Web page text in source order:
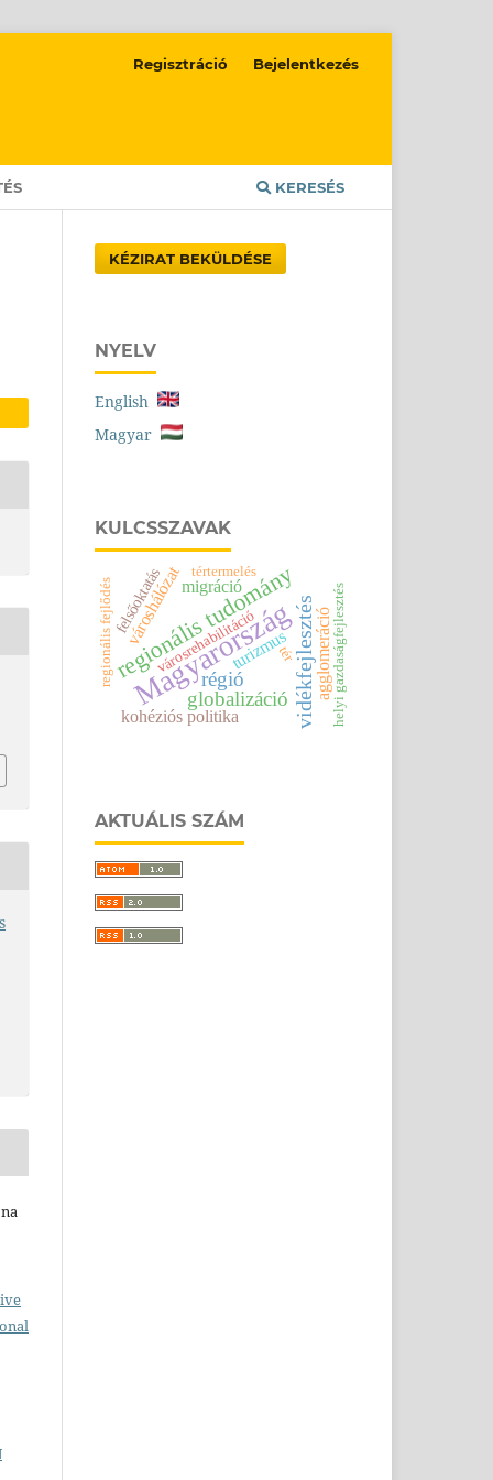
KERESÉS
Regisztráció Bejelentkezés
KÉZIRAT BEKÜLDÉSE
NYELV
English
Magyar
KULCSSZAVAK
Magyarország
regionális tudományvidékfejlesztés
globalizáció
régió
városhálózat
kohéziós politika
migráció
agglomeráció
turizmus
felsőoktatás
városrehabilitáció
regionális fejlődés helyi gazdaságfejlesztés
tér
tértermelés
AKTUÁLIS SZÁM